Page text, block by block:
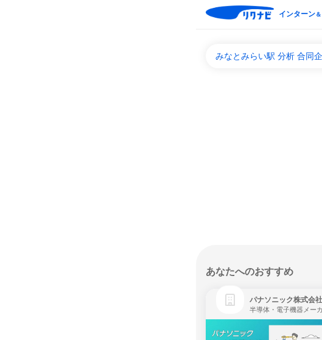
インターン＆
みなとみらい駅 分析 合同
あなたへのおすすめ
パナソニック株式会社
半導体・電子機器メー